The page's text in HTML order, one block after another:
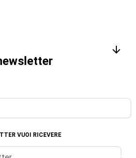
VUOI RICEVERE